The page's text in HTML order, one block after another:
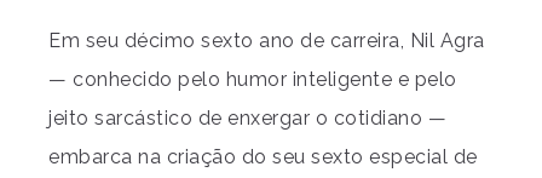
Em seu décimo sexto ano de carreira, Nil Agra
— conhecido pelo humor inteligente e pelo
jeito sarcástico de enxergar o cotidiano —
embarca na criação do seu sexto especial de